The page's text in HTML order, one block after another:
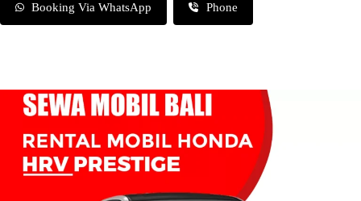
Booking Via WhatsApp Phone